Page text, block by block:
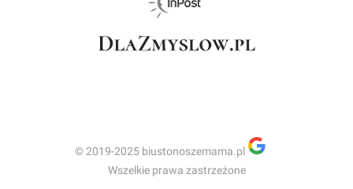
© 2019-2025 biustonoszemama.pl
Wszelkie prawa zastrzeżone